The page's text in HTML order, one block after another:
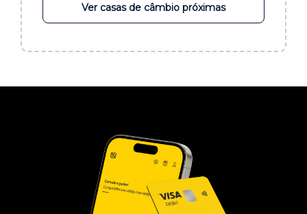
Ver casas de câmbio próximas